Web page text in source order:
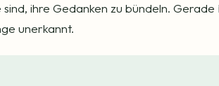
ihre Gedanken zu bündeln.
unerkannt.